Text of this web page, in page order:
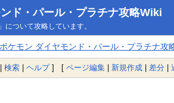
ド・パール・プラチナ攻略Wiki
について攻略しています。
ポケモン ダイヤモンド・パール・プラチナ攻
| 検索 | ヘルプ] [ ページ編集 | 新規作成 | 差分 |